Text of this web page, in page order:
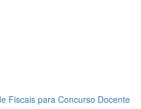
Fiscais para Concurso Docente